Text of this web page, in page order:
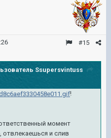
#15
Ssupersvintuss
!
момент
отвлекаешься и слив